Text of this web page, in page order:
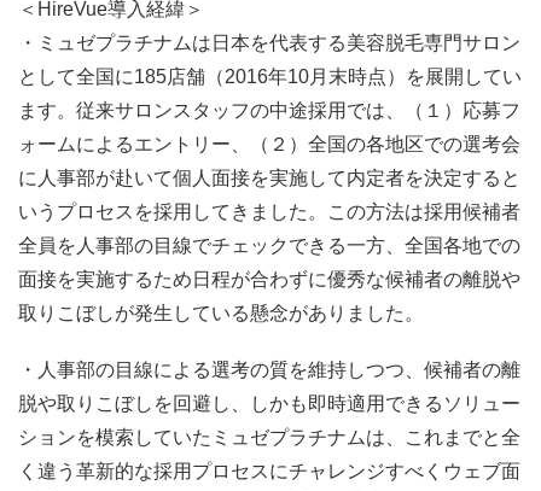
＜ HireVue導入経緯＞
・ミュゼプラチナムは日本を代表する美容脱毛専門サロン
として全国に185店舗（2016年10月末時点）を展開してい
ます。従来サロンスタッフの中途採用では、（１）応募フ
ォームによるエントリー、（２）全国の各地区での選考会
に人事部が赴いて個人面接を実施して内定者を決定すると
いうプロセスを採用してきました。この方法は採用候補者
全員を人事部の目線でチェックできる一方、全国各地での
面接を実施するため日程が合わずに優秀な候補者の離脱や
取りこぼしが発生している懸念がありました。
・人事部の目線による選考の質を維持しつつ、候補者の離
脱や取りこぼしを回避し、しかも即時適用できるソリュー
ションを模索していたミュゼプラチナムは、これまでと全
く違う革新的な採用プロセスにチャレンジすべくウェブ面